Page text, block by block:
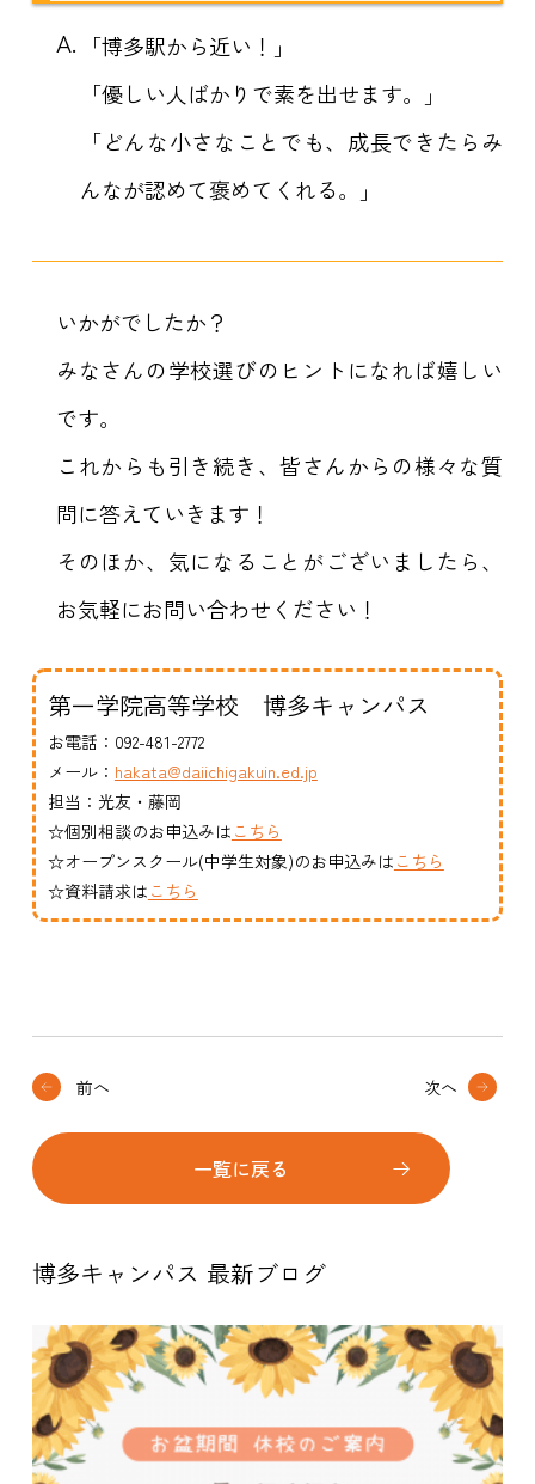
A.
「博多駅から近い！」
「優しい人ばかりで素を出せます。」
「どんな小さなことでも、成長できたらみ
んなが認めて褒めてくれる。」
いかがでしたか？
みなさんの学校選びのヒントになれば嬉しい
です。
これからも引き続き、皆さんからの様々な質
問に答えていきます！
そのほか、気になることがございましたら、
お気軽にお問い合わせください！
第一学院高等学校 博多キャンパス
お電話：092-481-2772
メール： hakata@daiichigakuin.ed.jp
担当：光友・藤岡
☆個別相談のお申込みは こちら
☆オープンスクール(中学生対象)のお申込みは こちら
☆資料請求は こちら
前へ
一覧に戻る
次へ
博多キャンパス 最新ブログ